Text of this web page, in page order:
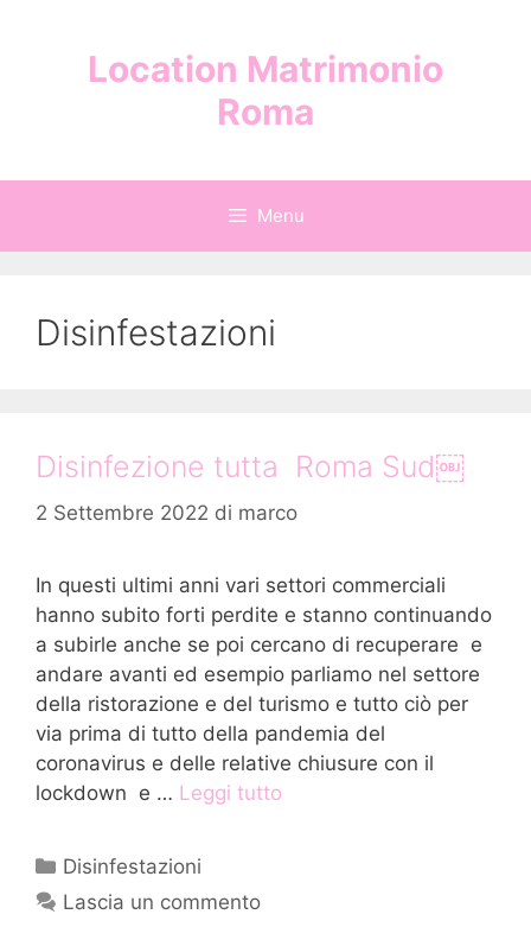
Location Matrimonio
Roma
Menu
Disinfestazioni
Disinfezione tutta Roma Sud￼
2 Settembre 2022 di marco
In questi ultimi anni vari settori commerciali
hanno subito forti perdite e stanno continuando
a subirle anche se poi cercano di recuperare e
andare avanti ed esempio parliamo nel settore
della ristorazione e del turismo e tutto ciò per
via prima di tutto della pandemia del
coronavirus e delle relative chiusure con il
lockdown e … Leggi tutto
Categorie
Disinfestazioni
Lascia un commento